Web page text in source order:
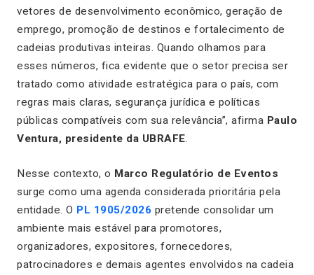
vetores de desenvolvimento econômico, geração de
emprego, promoção de destinos e fortalecimento de
cadeias produtivas inteiras. Quando olhamos para
esses números, fica evidente que o setor precisa ser
tratado como atividade estratégica para o país, com
regras mais claras, segurança jurídica e políticas
públicas compatíveis com sua relevância”, afirma Paulo
Ventura, presidente da UBRAFE.
Nesse contexto, o Marco Regulatório de Eventos
surge como uma agenda considerada prioritária pela
entidade. O PL 1905/2026 pretende consolidar um
ambiente mais estável para promotores,
organizadores, expositores, fornecedores,
patrocinadores e demais agentes envolvidos na cadeia